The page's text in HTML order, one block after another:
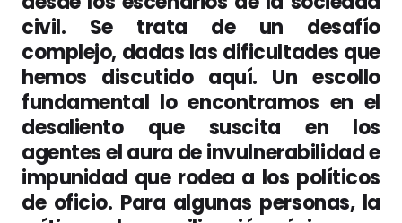
civil. Se trata de un desafío
complejo, dadas las dificultades que
hemos discutido aquí. Un escollo
fundamental lo encontramos en el
desaliento que suscita en los
agentes el aura de invulnerabilidad e
impunidad que rodea a los políticos
de oficio. Para algunas personas, la